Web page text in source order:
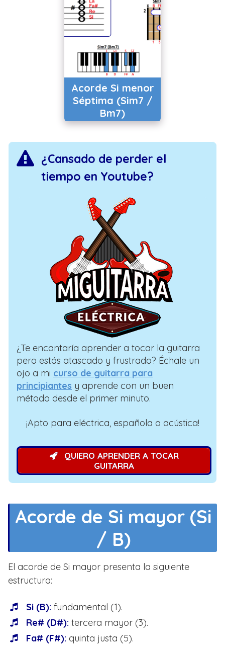
Acorde Si menor
Séptima (Sim7 /
Bm7)
¿Cansado de perder el
tiempo en Youtube?
¿Te encantaría aprender a tocar la guitarra
pero estás atascado y frustrado? Échale un
ojo a mi curso de guitarra para
principiantes y aprende con un buen
método desde el primer minuto.
¡Apto para eléctrica, española o acústica!
QUIERO APRENDER A TOCAR
GUITARRA
Acorde de Si mayor (Si
/ B)
El acorde de Si mayor presenta la siguiente
estructura:
Si (B): fundamental (1).
Re# (D#): tercera mayor (3).
Fa# (F#): quinta justa (5).